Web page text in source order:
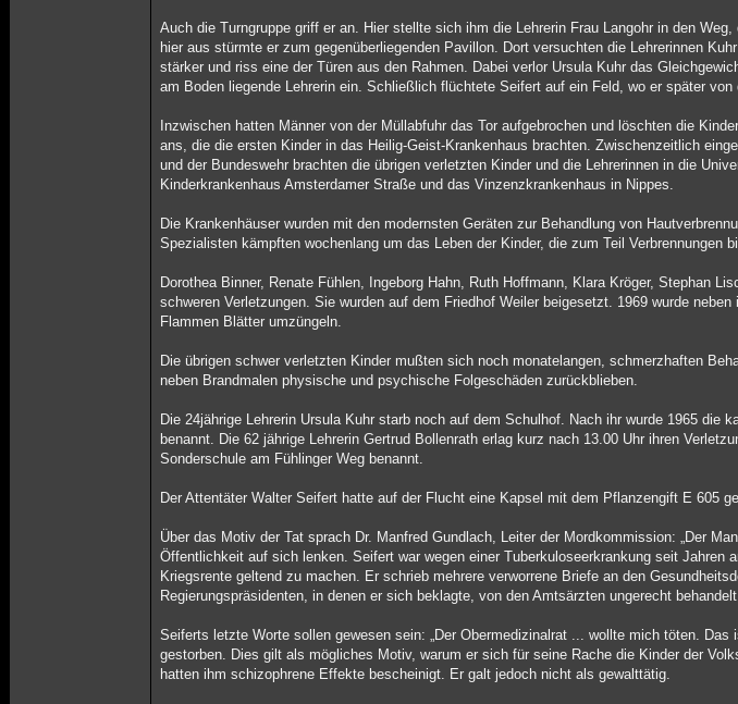
Auch die Turngruppe griff er an. Hier stellte sich ihm die Lehrerin Frau Langohr in den
hier aus stürmte er zum gegenüberliegenden Pavillon. Dort versuchten die Lehrerinnen
stärker und riss eine der Türen aus den Rahmen. Dabei verlor Ursula Kuhr das
am Boden liegende Lehrerin ein. Schließlich flüchtete Seifert auf ein Feld, wo er später
Inzwischen hatten Männer von der Müllabfuhr das Tor aufgebrochen und löschten die
ans, die die ersten Kinder in das Heilig-Geist-Krankenhaus brachten. Zwischenzeitlich
und der Bundeswehr brachten die übrigen verletzten Kinder und die Lehrerinnen in die
Kinderkrankenhaus Amsterdamer Straße und das Vinzenzkrankenhaus in Nippes.
Die Krankenhäuser wurden mit den modernsten Geräten zur Behandlung von
Spezialisten kämpften wochenlang um das Leben der Kinder, die zum Teil Verbrennungen
Dorothea Binner, Renate Fühlen, Ingeborg Hahn, Ruth Hoffmann, Klara Kröger, Stephan
schweren Verletzungen. Sie wurden auf dem Friedhof Weiler beigesetzt. 1969 wurde
Flammen Blätter umzüngeln.
Die übrigen schwer verletzten Kinder mußten sich noch monatelangen, schmerzhaften
neben Brandmalen physische und psychische Folgeschäden zurückblieben.
Die 24jährige Lehrerin Ursula Kuhr starb noch auf dem Schulhof. Nach ihr wurde 1965 die
benannt. Die 62 jährige Lehrerin Gertrud Bollenrath erlag kurz nach 13.00 Uhr ihren
Sonderschule am Fühlinger Weg benannt.
Der Attentäter Walter Seifert hatte auf der Flucht eine Kapsel mit dem Pflanzengift E 605
Über das Motiv der Tat sprach Dr. Manfred Gundlach, Leiter der Mordkommission: „Der
Öffentlichkeit auf sich lenken. Seifert war wegen einer Tuberkuloseerkrankung seit Jahren
Kriegsrente geltend zu machen. Er schrieb mehrere verworrene Briefe an den
Regierungspräsidenten, in denen er sich beklagte, von den Amtsärzten ungerecht
Seiferts letzte Worte sollen gewesen sein: „Der Obermedizinalrat ... wollte mich töten.
gestorben. Dies gilt als mögliches Motiv, warum er sich für seine Rache die Kinder der
hatten ihm schizophrene Effekte bescheinigt. Er galt jedoch nicht als gewalttätig.